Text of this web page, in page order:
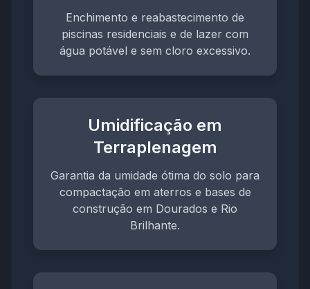
Enchimento e reabastecimento de
piscinas residenciais e de lazer com
água potável e sem cloro excessivo.
Umidificação em
Terraplenagem
Garantia da umidade ótima do solo para
compactação em aterros e bases de
construção em Dourados e Rio
Brilhante.